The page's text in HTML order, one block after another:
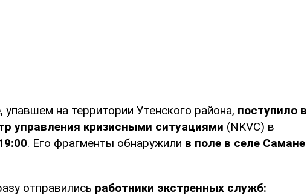
, упавшем на территории Утенского района, поступило в
управления кризисными ситуациями (NKVC) в
. Его фрагменты обнаружили в поле в селе Самане
отправились работники экстренных служб: